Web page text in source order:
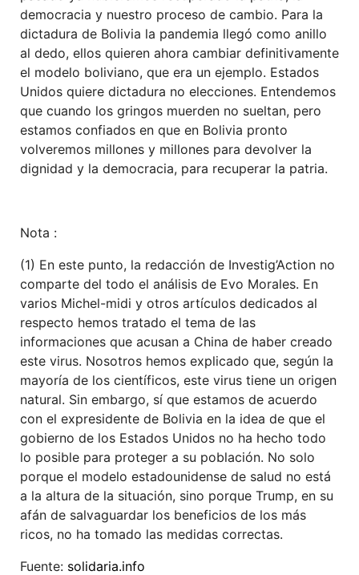
democracia y nuestro proceso de cambio. Para la
dictadura de Bolivia la pandemia llegó como anillo
al dedo, ellos quieren ahora cambiar definitivamente
el modelo boliviano, que era un ejemplo. Estados
Unidos quiere dictadura no elecciones. Entendemos
que cuando los gringos muerden no sueltan, pero
estamos confiados en que en Bolivia pronto
volveremos millones y millones para devolver la
dignidad y la democracia, para recuperar la patria.
Nota :
(1) En este punto, la redacción de Investig’Action no
comparte del todo el análisis de Evo Morales. En
varios Michel-midi y otros artículos dedicados al
respecto hemos tratado el tema de las
informaciones que acusan a China de haber creado
este virus. Nosotros hemos explicado que, según la
mayoría de los científicos, este virus tiene un origen
natural. Sin embargo, sí que estamos de acuerdo
con el expresidente de Bolivia en la idea de que el
gobierno de los Estados Unidos no ha hecho todo
lo posible para proteger a su población. No solo
porque el modelo estadounidense de salud no está
a la altura de la situación, sino porque Trump, en su
afán de salvaguardar los beneficios de los más
ricos, no ha tomado las medidas correctas.
Fuente: solidaria.info